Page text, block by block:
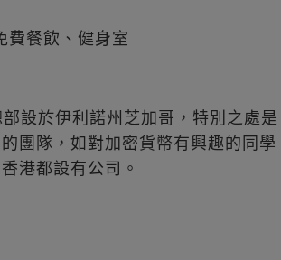
費餐飲、健身室
設於伊利諾州芝加哥，特別之處是
團隊，如對加密貨幣有興趣的同學
港都設有公司。